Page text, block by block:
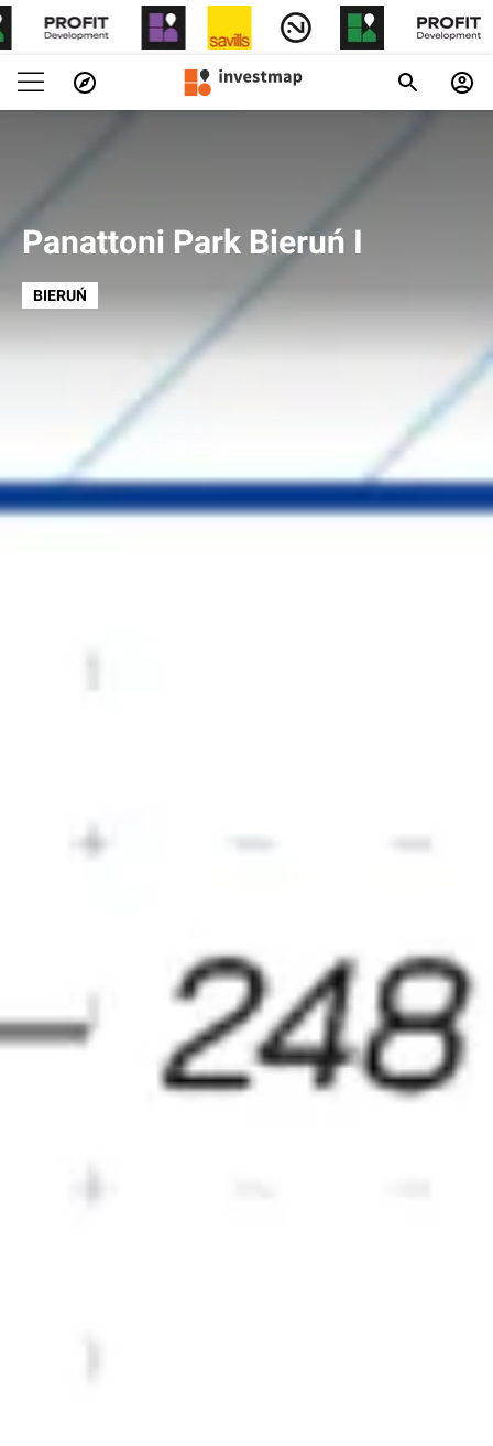
Panattoni Park Bieruń I
BIERUŃ